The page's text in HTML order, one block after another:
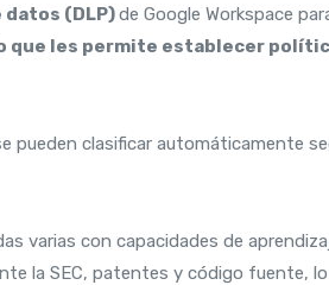
(DLP)de Google Workspace
que les permite establecer
clasificar automáticamente
varias con capacidades de
la SEC, patentes y código fuente,